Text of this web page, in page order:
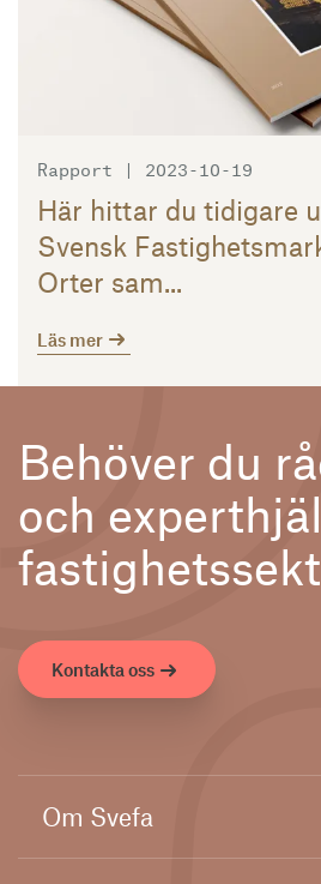
Rapport | 2023-10-19
Här hittar du tidigare
Svensk
Orter sam...
Läs mer
Behöver du
och
Kontakta oss
Om Svefa